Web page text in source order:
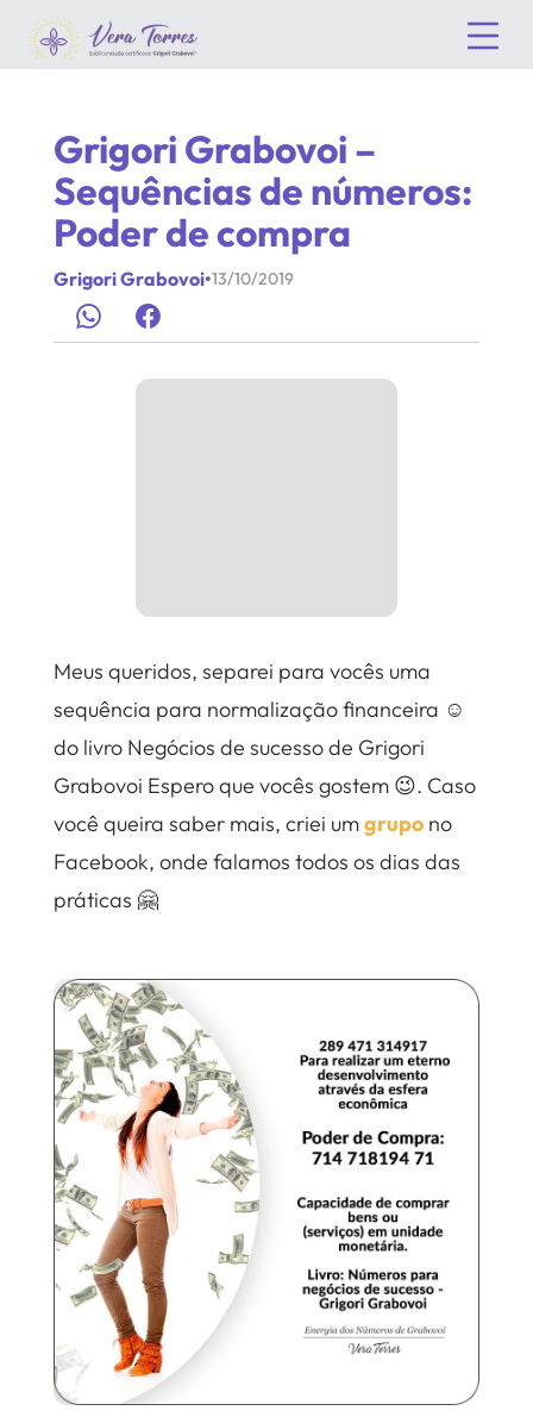
Grigori Grabovoi –
Sequências de números:
Poder de compra
Grigori Grabovoi•13/10/2019
Meus queridos, separei para vocês uma
sequência para normalização financeira ☺️
do livro Negócios de sucesso de Grigori
Grabovoi Espero que vocês gostem 😉. Caso
você queira saber mais, criei umgrupono
Facebook, onde falamos todos os dias das
práticas 🤗